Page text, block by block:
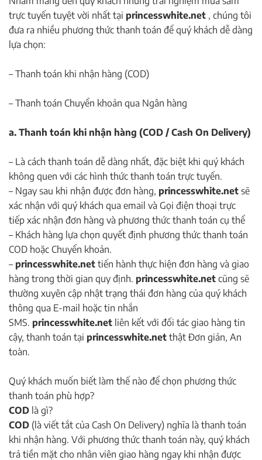
trực tuyến tuyệt vời nhất tại princesswhite.net , chúng tôi
đưa ra nhiều phương thức thanh toán để quý khách dễ dàng
lựa chọn:
– Thanh toán khi nhận hàng (COD)
– Thanh toán Chuyển khoản qua Ngân hàng
a. Thanh toán khi nhận hàng (COD / Cash On Delivery)
– Là cách thanh toán dễ dàng nhất, đặc biệt khi quý khách
không quen với các hình thức thanh toán trực tuyến.
– Ngay sau khi nhận được đơn hàng, princesswhite.net sẽ
xác nhận với quý khách qua email và Gọi điện thoại trực
tiếp xác nhận đơn hàng và phương thức thanh toán cụ thể
– Khách hàng lựa chọn quyết định phương thức thanh toán
COD hoặc Chuyển khoản.
– princesswhite.net tiến hành thực hiện đơn hàng và giao
hàng trong thời gian quy định. princesswhite.net cũng sẽ
thường xuyên cập nhật trạng thái đơn hàng của quý khách
thông qua E-mail hoặc tin nhắn
SMS. princesswhite.net liên kết với đối tác giao hàng tin
cậy, thanh toán tại princesswhite.net thật Đơn giản, An
toàn.
Quý khách muốn biết làm thế nào để chọn phương thức
thanh toán phù hợp?
COD là gì?
COD (là viết tắt của Cash On Delivery) nghĩa là thanh toán
khi nhận hàng. Với phương thức thanh toán này, quý khách
trả tiền mặt cho nhân viên giao hàng ngay khi nhận được